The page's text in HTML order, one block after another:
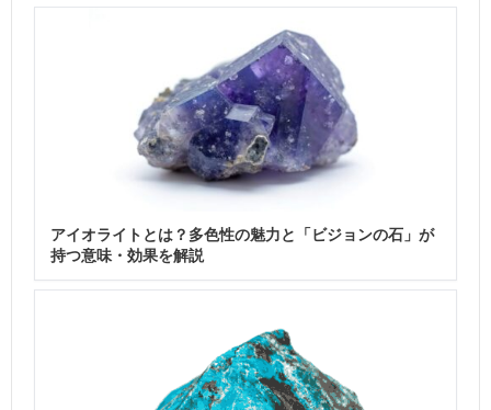
アイオライトとは？多色性の魅力と「ビジョンの石」が
持つ意味・効果を解説